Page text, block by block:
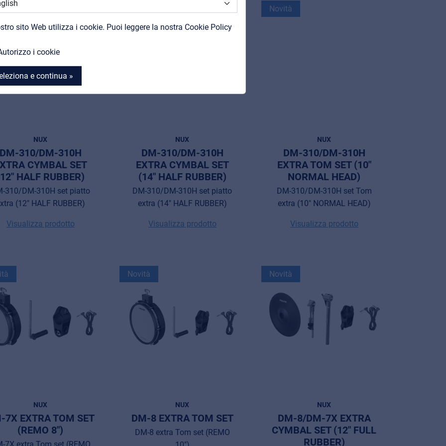
sito Web utilizza i cookie. Puoi leggere la nostra Cookie Policy
i cookie
e continua »
Contatti
MyFrenex
NUX
DM-310/DM-310H
CYMBAL SET
HALF RUBBER)
310/DM-310H set piatto
(12" HALF RUBBER)
Visualizza prodotto
NUX
DM-310/DM-310H
EXTRA CYMBAL SET
(14" HALF RUBBER)
DM-310/DM-310H set piatto
extra (14" HALF RUBBER)
Visualizza prodotto
Novità
NUX
DM-310/DM-310H
EXTRA TOM SET (10"
NORMAL HEAD)
DM-310/DM-310H set Tom
extra (10" NORMAL HEAD)
Visualizza prodotto
NUX
7X EXTRA TOM SET
(REMO 8")
Novità
NUX
DM-8 EXTRA TOM SET
DM-8 extra Tom set (REMO
Novità
NUX
DM-8/DM-7X EXTRA
CYMBAL SET (12" FULL
RUBBER)